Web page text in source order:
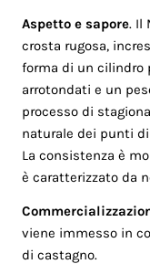
Aspetto e sapore. Il
crosta rugosa,
forma di un cilindro
arrotondati e un
processo di
naturale dei punti
La consistenza è
è caratterizzato da
viene immesso in
di castagno.